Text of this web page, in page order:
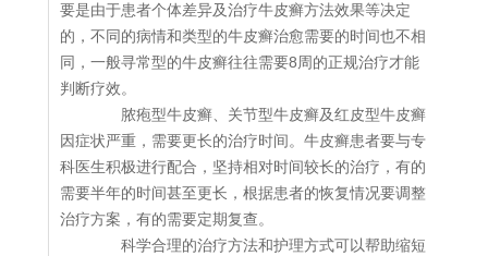
要是由于患者个体差异及治疗牛皮癣方法效果等决定
的，不同的病情和类型的牛皮癣治愈需要的时间也不相
同，一般寻常型的牛皮癣往往需要8周的正规治疗才能
判断疗效。
脓疱型牛皮癣、关节型牛皮癣及红皮型牛皮癣
因症状严重，需要更长的治疗时间。牛皮癣患者要与专
科医生积极进行配合，坚持相对时间较长的治疗，有的
需要半年的时间甚至更长，根据患者的恢复情况要调整
治疗方案，有的需要定期复查。
科学合理的治疗方法和护理方式可以帮助缩短